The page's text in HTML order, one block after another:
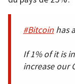
#Bitcoin has
If 1% of it is
increase our